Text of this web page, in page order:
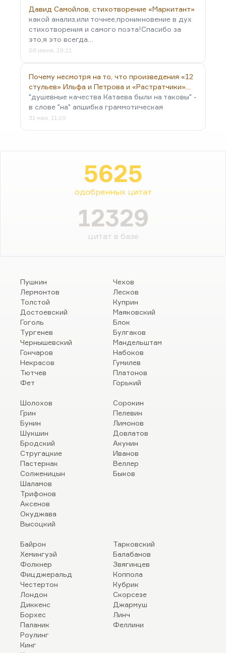
Давид Самойлов, стихотворение «Маркитант»
какой анализ,или точнее,проникновение в дух
стихотворения и самого поэта!Спасибо за
это,я это всегда…
06 июня, 19:21
Почему несмотря на то, что произведения «12
стульев» Ильфа и Петрова и «Растратчики»…
"душевные качества Катаева были на таковы" -
в слове "на" апшибка граммотическая
31 мая, 11:20
5625
одобренных цитат
12329
цитат в базе
Пушкин
Лермонтов
Толстой
Достоевский
Гоголь
Тургенев
Чернышевский
Гончаров
Некрасов
Тютчев
Фет
Чехов
Лесков
Куприн
Маяковский
Блок
Булгаков
Мандельштам
Набоков
Гумилев
Платонов
Горький
Шолохов
Грин
Бунин
Шукшин
Бродский
Стругацкие
Пастернак
Солженицын
Шаламов
Трифонов
Аксенов
Окуджава
Высоцкий
Сорокин
Пелевин
Лимонов
Довлатов
Акунин
Иванов
Веллер
Быков
Байрон
Хемингуэй
Фолкнер
Фицджеральд
Честертон
Лондон
Диккенс
Борхес
Паланик
Роулинг
Кинг
Тарковский
Балабанов
Звягинцев
Коппола
Кубрик
Скорсезе
Джармуш
Линч
Феллини